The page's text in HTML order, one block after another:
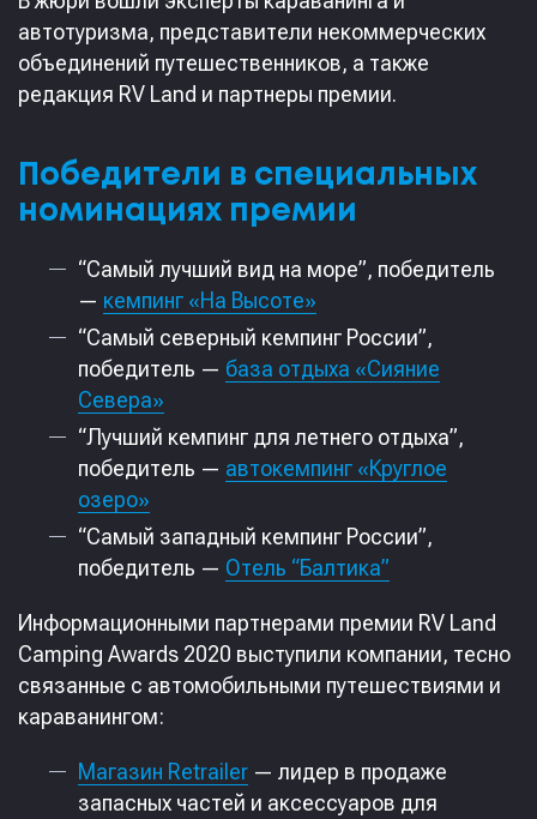
автотуризма, представители некоммерческих
объединений путешественников, а также
редакция RV Land и партнеры премии.
Победители в специальных
номинациях премии
“Самый лучший вид на море”, победитель
— кемпинг «На Высоте»
“Самый северный кемпинг России”,
победитель — база отдыха «Сияние
Севера»
“Лучший кемпинг для летнего отдыха”,
победитель — автокемпинг «Круглое
озеро»
“Cамый западный кемпинг России”,
победитель — Отель “Балтика”
Информационными партнерами премии RV Land
Camping Awards 2020 выступили компании, тесно
связанные с автомобильными путешествиями и
караванингом:
Магазин Retrailer — лидер в продаже
запасных частей и аксессуаров для